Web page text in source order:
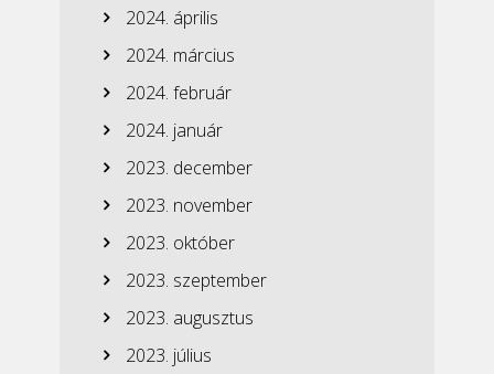
2024. április
2024. március
2024. február
2024. január
2023. december
2023. november
2023. október
2023. szeptember
2023. augusztus
2023. július